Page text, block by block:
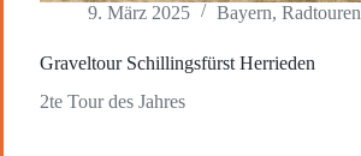
9. März 2025 Bayern, Radtouren
Graveltour Schillingsfürst Herrieden
2te Tour des Jahres